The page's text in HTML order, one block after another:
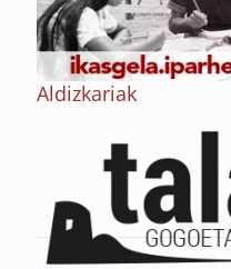
Aldizkariak